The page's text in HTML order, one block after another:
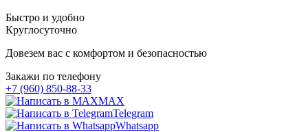
Быстро и удобно
Круглосуточно
Довезем вас с комфортом и безопасностью
Закажи по телефону
+7 (960) 850-88-33
MAX
Telegram
Whatsapp